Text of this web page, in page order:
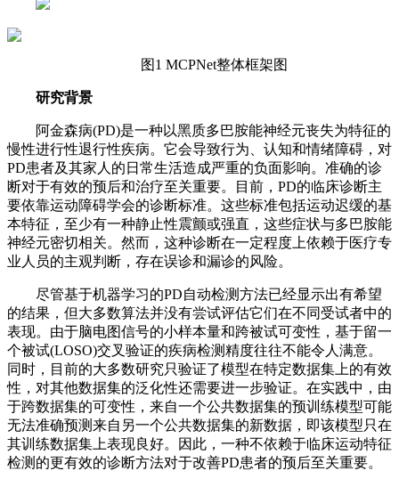
图1 MCPNet整体框架图
研究背景
阿金森病(PD)是一种以黑质多巴胺能神经元丧失为特征的
慢性进行性退行性疾病。它会导致行为、认知和情绪障碍，对
PD患者及其家人的日常生活造成严重的负面影响。准确的诊
断对于有效的预后和治疗至关重要。目前，PD的临床诊断主
要依靠运动障碍学会的诊断标准。这些标准包括运动迟缓的基
本特征，至少有一种静止性震颤或强直，这些症状与多巴胺能
神经元密切相关。然而，这种诊断在一定程度上依赖于医疗专
业人员的主观判断，存在误诊和漏诊的风险。
尽管基于机器学习的PD自动检测方法已经显示出有希望
的结果，但大多数算法并没有尝试评估它们在不同受试者中的
表现。由于脑电图信号的小样本量和跨被试可变性，基于留一
个被试(LOSO)交叉验证的疾病检测精度往往不能令人满意。
同时，目前的大多数研究只验证了模型在特定数据集上的有效
性，对其他数据集的泛化性还需要进一步验证。在实践中，由
于跨数据集的可变性，来自一个公共数据集的预训练模型可能
无法准确预测来自另一个公共数据集的新数据，即该模型只在
其训练数据集上表现良好。因此，一种不依赖于临床运动特征
检测的更有效的诊断方法对于改善PD患者的预后至关重要。